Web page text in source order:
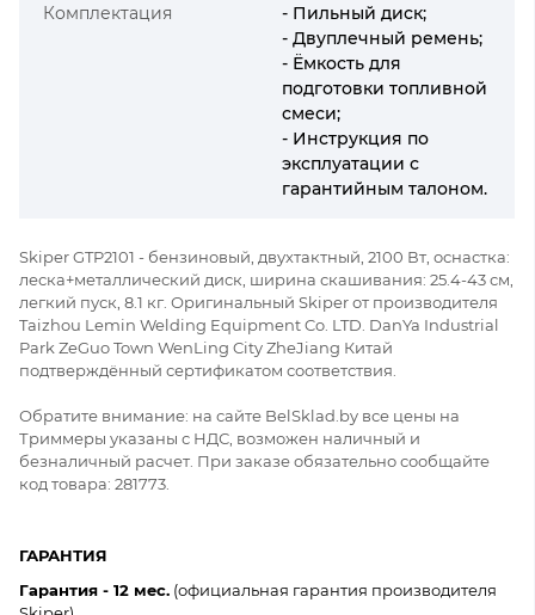
Комплектация
- Пильный диск;
- Двуплечный ремень;
- Ёмкость для
подготовки топливной
смеси;
- Инструкция по
эксплуатации с
гарантийным талоном.
Skiper GTP2101 - бензиновый, двухтактный, 2100 Вт, оснастка:
леска+металлический диск, ширина скашивания: 25.4-43 см,
легкий пуск, 8.1 кг. Оригинальный Skiper от производителя
Taizhou Lemin Welding Equipment Co. LTD. DanYa Industrial
Park ZeGuo Town WenLing City ZheJiang Китай
подтверждённый сертификатом соответствия.
Обратите внимание: на сайте BelSklad.by все цены на
Триммеры указаны с НДС, возможен наличный и
безналичный расчет. При заказе обязательно сообщайте
код товара: 281773.
ГАРАНТИЯ
Гарантия - 12 мес. (официальная гарантия производителя